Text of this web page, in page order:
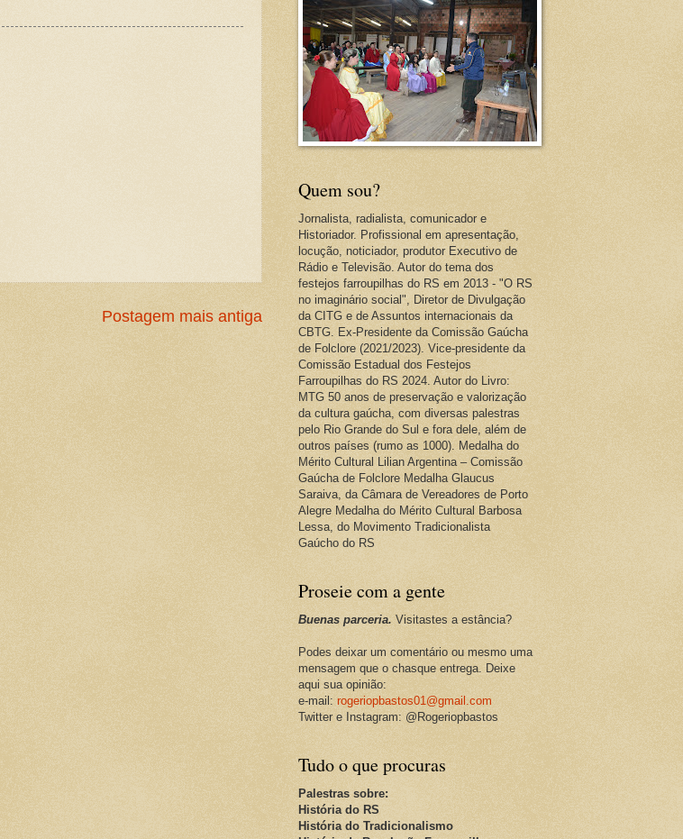
Postagem mais antiga
Quem sou?
Jornalista, radialista, comunicador e
Historiador. Profissional em apresentação,
locução, noticiador, produtor Executivo de
Rádio e Televisão. Autor do tema dos
festejos farroupilhas do RS em 2013 - "O RS
no imaginário social", Diretor de Divulgação
da CITG e de Assuntos internacionais da
CBTG. Ex-Presidente da Comissão Gaúcha
de Folclore (2021/2023). Vice-presidente da
Comissão Estadual dos Festejos
Farroupilhas do RS 2024. Autor do Livro:
MTG 50 anos de preservação e valorização
da cultura gaúcha, com diversas palestras
pelo Rio Grande do Sul e fora dele, além de
outros países (rumo as 1000). Medalha do
Mérito Cultural Lilian Argentina – Comissão
Gaúcha de Folclore Medalha Glaucus
Saraiva, da Câmara de Vereadores de Porto
Alegre Medalha do Mérito Cultural Barbosa
Lessa, do Movimento Tradicionalista
Gaúcho do RS
Proseie com a gente
Buenas parceria. Visitastes a estância?
Podes deixar um comentário ou mesmo uma
mensagem que o chasque entrega. Deixe
aqui sua opinião:
e-mail: rogeriopbastos01@gmail.com
Twitter e Instagram: @Rogeriopbastos
Tudo o que procuras
Palestras sobre:
História do RS
História do Tradicionalismo